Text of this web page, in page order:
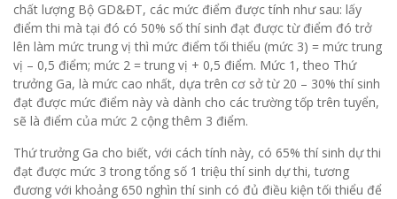
chất lượng Bộ GD&ĐT, các mức điểm được tính như sau: lấy
điểm thi mà tại đó có 50% số thí sinh đạt được từ điểm đó trở
lên làm mức trung vị thì mức điểm tối thiểu (mức 3) = mức trung
vị – 0,5 điểm; mức 2 = trung vị + 0,5 điểm. Mức 1, theo Thứ
trưởng Ga, là mức cao nhất, dựa trên cơ sở từ 20 – 30% thí sinh
đạt được mức điểm này và dành cho các trường tốp trên tuyển,
sẽ là điểm của mức 2 cộng thêm 3 điểm.
Thứ trưởng Ga cho biết, với cách tính này, có 65% thí sinh dự thi
đạt được mức 3 trong tổng số 1 triệu thí sinh dự thi, tương
đương với khoảng 650 nghìn thí sinh có đủ điều kiện tối thiểu để